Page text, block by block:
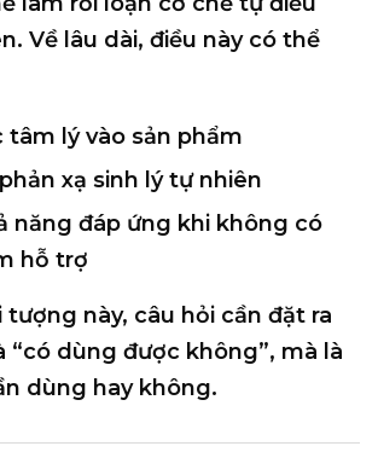
Về lâu dài, điều này có thể
tâm lý vào sản phẩm
xạ sinh lý tự nhiên
năng đáp ứng khi không có
hỗ trợ
tượng này, câu hỏi cần đặt ra
“có dùng được không”, mà là
dùng hay không.